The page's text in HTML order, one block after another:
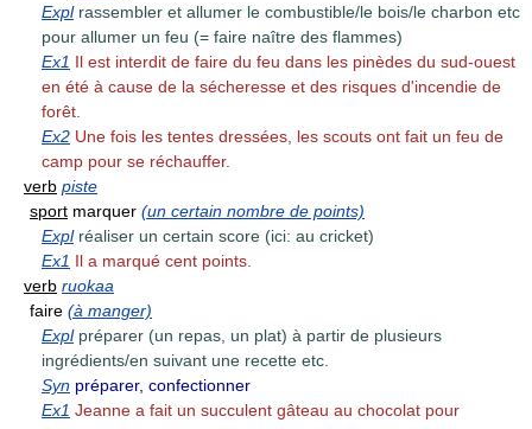
Expl rassembler et allumer le combustible/le bois/le charbon etc
pour allumer un feu (= faire naître des flammes)
Ex1 Il est interdit de faire du feu dans les pinèdes du sud-ouest
en été à cause de la sécheresse et des risques d'incendie de
forêt.
Ex2 Une fois les tentes dressées, les scouts ont fait un feu de
camp pour se réchauffer.
verb piste
sport marquer (un certain nombre de points)
Expl réaliser un certain score (ici: au cricket)
Ex1 Il a marqué cent points.
verb ruokaa
faire (à manger)
Expl préparer (un repas, un plat) à partir de plusieurs
ingrédients/en suivant une recette etc.
Syn préparer, confectionner
Ex1 Jeanne a fait un succulent gâteau au chocolat pour